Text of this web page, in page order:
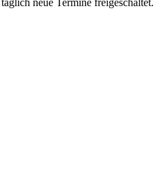
neue Termine freigeschaltet.